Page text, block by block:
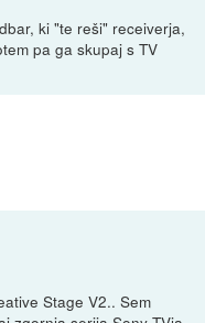
ki "te reši" receiverja,
pa ga skupaj s TV
Stage V2.. Sem